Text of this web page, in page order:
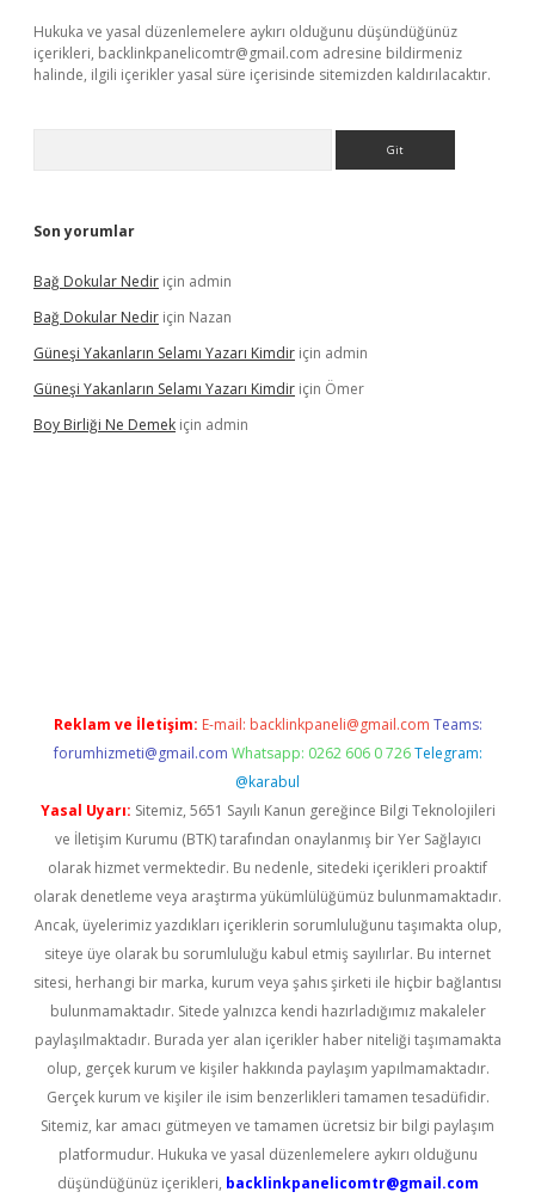
Hukuka ve yasal düzenlemelere aykırı olduğunu düşündüğünüz
içerikleri, backlinkpanelicomtr@gmail.com adresine bildirmeniz
halinde, ilgili içerikler yasal süre içerisinde sitemizden kaldırılacaktır.
Son yorumlar
Bağ Dokular Nedir için admin
Bağ Dokular Nedir için Nazan
Güneşi Yakanların Selamı Yazarı Kimdir için admin
Güneşi Yakanların Selamı Yazarı Kimdir için Ömer
Boy Birliği Ne Demek için admin
Reklam ve İletişim: E-mail: backlinkpaneli@gmail.com Teams:
forumhizmeti@gmail.com Whatsapp: 0262 606 0 726 Telegram:
@karabul
Yasal Uyarı: Sitemiz, 5651 Sayılı Kanun gereğince Bilgi Teknolojileri
ve İletişim Kurumu (BTK) tarafından onaylanmış bir Yer Sağlayıcı
olarak hizmet vermektedir. Bu nedenle, sitedeki içerikleri proaktif
olarak denetleme veya araştırma yükümlülüğümüz bulunmamaktadır.
Ancak, üyelerimiz yazdıkları içeriklerin sorumluluğunu taşımakta olup,
siteye üye olarak bu sorumluluğu kabul etmiş sayılırlar. Bu internet
sitesi, herhangi bir marka, kurum veya şahıs şirketi ile hiçbir bağlantısı
bulunmamaktadır. Sitede yalnızca kendi hazırladığımız makaleler
paylaşılmaktadır. Burada yer alan içerikler haber niteliği taşımamakta
olup, gerçek kurum ve kişiler hakkında paylaşım yapılmamaktadır.
Gerçek kurum ve kişiler ile isim benzerlikleri tamamen tesadüfidir.
Sitemiz, kar amacı gütmeyen ve tamamen ücretsiz bir bilgi paylaşım
platformudur. Hukuka ve yasal düzenlemelere aykırı olduğunu
düşündüğünüz içerikleri, backlinkpanelicomtr@gmail.com